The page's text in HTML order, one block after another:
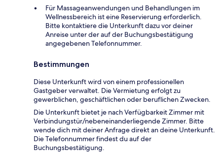
Für Massageanwendungen und Behandlungen im
Wellnessbereich ist eine Reservierung erforderlich.
Bitte kontaktiere die Unterkunft dazu vor deiner
Anreise unter der auf der Buchungsbestätigung
angegebenen Telefonnummer.
Bestimmungen
Diese Unterkunft wird von einem professionellen
Gastgeber verwaltet. Die Vermietung erfolgt zu
gewerblichen, geschäftlichen oder beruflichen Zwecken.
Die Unterkunft bietet je nach Verfügbarkeit Zimmer mit
Verbindungstür/nebeneinanderliegende Zimmer. Bitte
wende dich mit deiner Anfrage direkt an deine Unterkunft.
Die Telefonnummer findest du auf der
Buchungsbestätigung.